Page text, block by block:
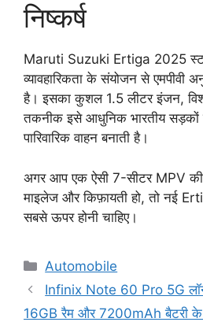
निष्कर्ष
Maruti Suzuki Ertiga 2025
व्यावहारिकता के संयोजन से एमपीवी
है। इसका कुशल 1.5 लीटर इंजन,
तकनीक इसे आधुनिक भारतीय सड़कों
पारिवारिक वाहन बनाती है।
अगर आप एक ऐसी 7-सीटर MPV
माइलेज और किफ़ायती हो, तो नई
सबसे ऊपर होनी चाहिए।
Categories
Automobile
Infinix Note 60 Pro 5G
16GB रैम और 7200mAh बैटरी